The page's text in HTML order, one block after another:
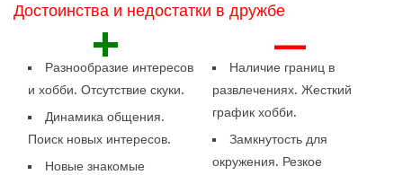
Достоинства и недостатки в дружбе
+
Разнообразие интересов
и хобби. Отсутствие скуки.
Динамика общения.
Поиск новых интересов.
Новые знакомые
—
Наличие границ в
развлечениях. Жесткий
график хобби.
Замкнутость для
окружения. Резкое